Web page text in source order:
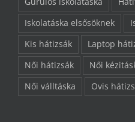
Iskolatáska elsősöknek
Kis hátizsák
Laptop
Női hátizsák
Női
Női válltáska
Ovis